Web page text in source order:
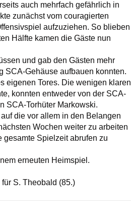
auch mehrfach gefährlich in
zunächst vom couragierten
aufzuziehen. So blieben
Hälfte kamen die Gäste nun
und gab den Gästen mehr
SCA-Gehäuse aufbauen konnten.
eigenen Tores. Die wenigen klaren
konnten entweder von der SCA-
SCA-Torhüter Markowski.
die vor allem in den Belangen
Wochen weiter zu arbeiten
gesamte Spielzeit abrufen zu
erneuten Heimspiel.
S. Theobald (85.)